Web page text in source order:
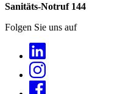
Sanitäts-Notruf 144
Folgen Sie uns auf